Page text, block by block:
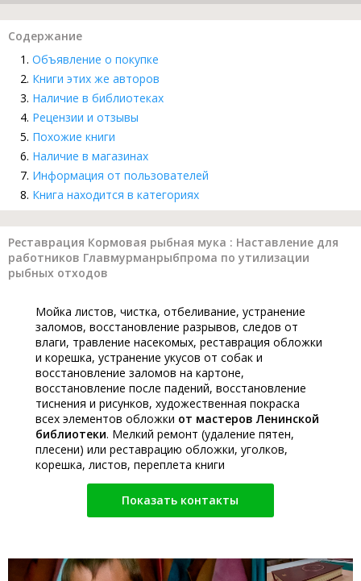
Содержание
Объявление о покупке
Книги этих же авторов
Наличие в библиотеках
Рецензии и отзывы
Похожие книги
Наличие в магазинах
Информация от пользователей
Книга находится в категориях
Реставрация Кормовая рыбная мука : Наставление для
работников Главмурманрыбпрома по утилизации
рыбных отходов
Мойка листов, чистка, отбеливание, устранение
заломов, восстановление разрывов, следов от
влаги, травление насекомых, реставрация обложки
и корешка, устранение укусов от собак и
восстановление заломов на картоне,
восстановление после падений, восстановление
тиснения и рисунков, художественная покраска
всех элементов обложки от мастеров Ленинской
библиотеки. Мелкий ремонт (удаление пятен,
плесени) или реставрацию обложки, уголков,
корешка, листов, переплета книги
Показать контакты